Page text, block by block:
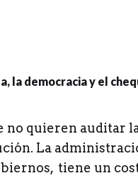
no quieren auditar
La
tiene un